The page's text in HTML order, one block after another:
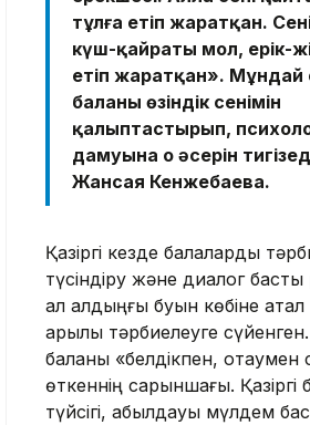
тұлға етіп жаратқан.
күш-қайратың мол, ерік-
етіп жаратқан». Мұндай
баланың өзіндік сенімін
қалыптастырып,
дамуына оң әсерін
Жансая Кенжебаева.
Қазіргі кезде балаларды
түсіндіру және диалог басты
ал алдыңғы буын көбіне қатал
арқылы тәрбиелеуге
баланы «белдікпен, оқтаумен
өткеннің сарқыншағы.
түйсігі, қабылдауы мүлдем